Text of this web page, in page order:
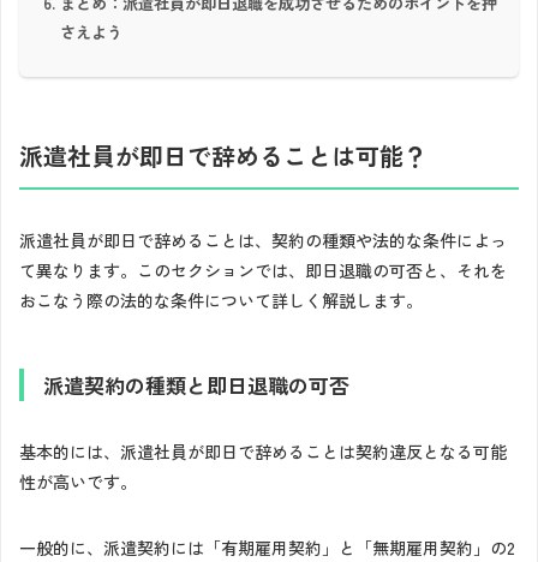
さえよう
派遣社員が即日で辞めることは可能？
派遣社員が即日で辞めることは、契約の種類や法的な条件によっ
て異なります。このセクションでは、即日退職の可否と、それを
おこなう際の法的な条件について詳しく解説します。
派遣契約の種類と即日退職の可否
基本的には、派遣社員が即日で辞めることは契約違反となる可能
性が高いです。
一般的に、派遣契約には「有期雇用契約」と「無期雇用契約」の2